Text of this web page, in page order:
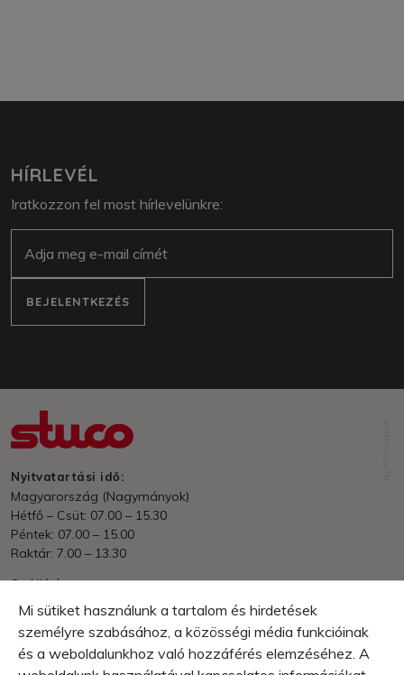
HÍRLEVÉL
Iratkozzon fel most hírlevelünkre:
BEJELENTKEZÉS
Nyitvatartási idő:
Magyarország (Nagymányok)
Hétfő – Csüt: 07.00 – 15.30
Péntek: 07.00 – 15.00
Raktár: 7.00 – 13.30
Szállítás
Nettó 70.000 Ft felett - ingyenes.
Fizetés
Mi sütiket használunk a tartalom és hirdetések
személyre szabásához, a közösségi média funkcióinak
és a weboldalunkhoz való hozzáférés elemzéséhez. A